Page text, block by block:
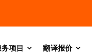
务项目 翻译报价